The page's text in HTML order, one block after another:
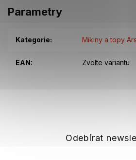
Parametry
Kategorie: Mikiny a topy
EAN: Zvolte variantu
Odebírat